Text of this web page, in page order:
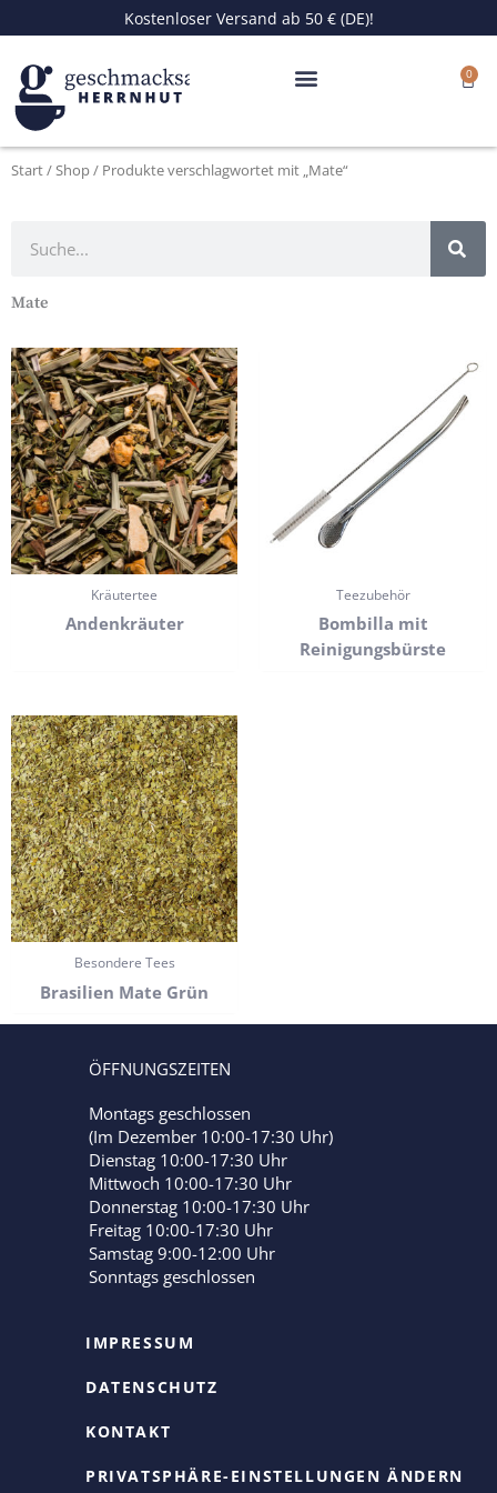
Inhalt
springen
Kostenloser Versand ab 50 € (DE)!
0
Start/Shop/ Produkte verschlagwortet mit „Mate“
Mate
Kräutertee
Andenkräuter
Teezubehör
Bombilla mit
Reinigungsbürste
Besondere Tees
Brasilien Mate Grün
IMPRESSUM
DATENSCHUTZ
KONTAKT
PRIVATSPHÄRE-EINSTELLUNGEN ÄNDERN
ÖFFNUNGSZEITEN
Montags geschlossen
(Im Dezember 10:00-17:30 Uhr)
Dienstag 10:00-17:30 Uhr
Mittwoch 10:00-17:30 Uhr
Donnerstag 10:00-17:30 Uhr
Freitag 10:00-17:30 Uhr
Samstag 9:00-12:00 Uhr
Sonntags geschlossen